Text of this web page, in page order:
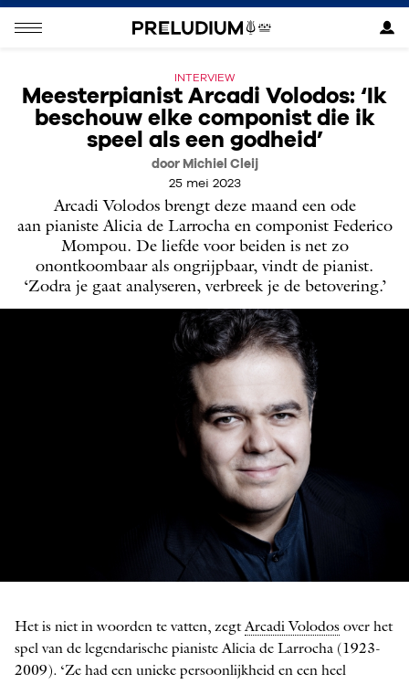
INTERVIEW
Meesterpianist Arcadi Volodos: ‘Ik
beschouw elke componist die ik
speel als een godheid’
door Michiel Cleij
25 mei 2023
Arcadi Volodos brengt deze maand een ode
aan pianiste Alicia de Larrocha en componist Federico
Mompou. De liefde voor beiden is net zo
onontkoombaar als ongrijpbaar, vindt de pianist.
‘Zodra je gaat analyseren, verbreek je de betovering.’
FOTO: MARCO BORGGREVE
Het is niet in woorden te vatten, zegtArcadi Volodos over het
spel van de ­legendarische pianiste Alicia de ­Larrocha (1923-
2009). ‘Ze had een unieke persoonlijkheid en een heel